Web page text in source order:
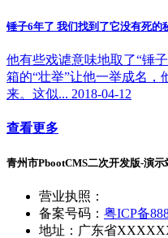
锤子6年了 我们找到了它没有死的
他有些戏谑意味地取了“锤
箱的“壮举”让他一举成名
来。这似... 2018-04-12
查看更多
青州市PbootCMS二次开发版-演示
营业执照：
备案号码： 粤ICP备
地址：广东省